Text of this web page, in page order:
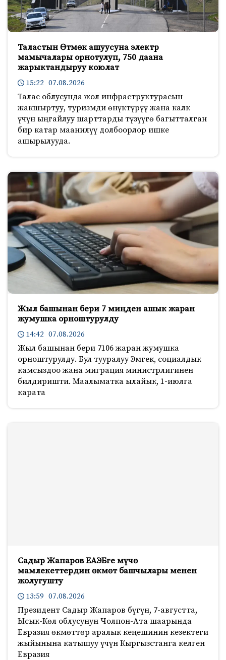
Таластын Өтмөк ашуусуна электр
мамычалары орнотулуп, 750 даана
жарыктандыруу коюлат
15:22 07.08.2026
Талас облусунда жол инфраструктурасын
жакшыртуу, туризмди өнүктүрүү жана калк
үчүн ыңгайлуу шарттарды түзүүгө багытталган
бир катар маанилүү долбоорлор ишке
ашырылууда.
Жыл башынан бери 7 миңден ашык жаран
жумушка орноштурулду
14:42 07.08.2026
Жыл башынан бери 7106 жаран жумушка
орноштурулду. Бул тууралуу Эмгек, социалдык
камсыздоо жана миграция министрлигинен
билдиришти. Маалыматка ылайык, 1-июлга
карата
Садыр Жапаров ЕАЭБге мүчө
мамлекеттердин өкмөт башчылары менен
жолугушту
13:59 07.08.2026
Президент Садыр Жапаров бүгүн, 7-августта,
Ысык-Көл облусунун Чолпон-Ата шаарында
Евразия өкмөттөр аралык кеңешинин кезектеги
жыйынына катышуу үчүн Кыргызстанга келген
Евразия